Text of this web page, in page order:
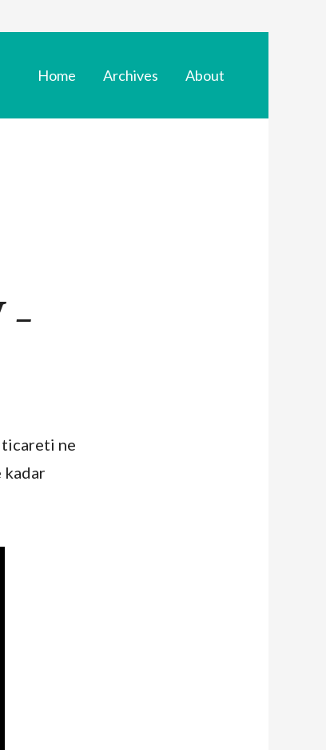
Home Archives About
ne
kadar